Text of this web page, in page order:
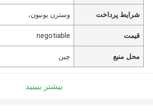
شرایط پرداخت وسترن یونیون،
قیمت negotiable
محل منبع چین
بیشتر ببینید